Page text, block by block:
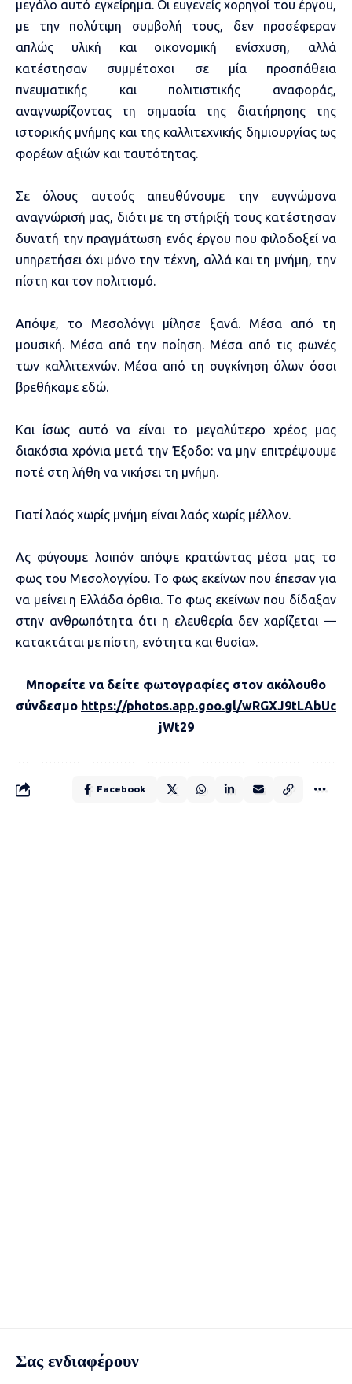
μεγάλο αυτό εγχείρημα. Οι ευγενείς χορηγοί του έργου,
με την πολύτιμη συμβολή τους, δεν προσέφεραν
απλώς υλική και οικονομική ενίσχυση, αλλά
κατέστησαν συμμέτοχοι σε μία προσπάθεια
πνευματικής και πολιτιστικής αναφοράς,
αναγνωρίζοντας τη σημασία της διατήρησης της
ιστορικής μνήμης και της καλλιτεχνικής δημιουργίας ως
φορέων αξιών και ταυτότητας.
Σε όλους αυτούς απευθύνουμε την ευγνώμονα
αναγνώρισή μας, διότι με τη στήριξή τους κατέστησαν
δυνατή την πραγμάτωση ενός έργου που φιλοδοξεί να
υπηρετήσει όχι μόνο την τέχνη, αλλά και τη μνήμη, την
πίστη και τον πολιτισμό.
Απόψε, το Μεσολόγγι μίλησε ξανά. Μέσα από τη
μουσική. Μέσα από την ποίηση. Μέσα από τις φωνές
των καλλιτεχνών. Μέσα από τη συγκίνηση όλων όσοι
βρεθήκαμε εδώ.
Και ίσως αυτό να είναι το μεγαλύτερο χρέος μας
διακόσια χρόνια μετά την Έξοδο: να μην επιτρέψουμε
ποτέ στη λήθη να νικήσει τη μνήμη.
Γιατί λαός χωρίς μνήμη είναι λαός χωρίς μέλλον.
Ας φύγουμε λοιπόν απόψε κρατώντας μέσα μας το
φως του Μεσολογγίου. Το φως εκείνων που έπεσαν για
να μείνει η Ελλάδα όρθια. Το φως εκείνων που δίδαξαν
στην ανθρωπότητα ότι η ελευθερία δεν χαρίζεται —
κατακτάται με πίστη, ενότητα και θυσία».
Μπορείτε να δείτε φωτογραφίες στον ακόλουθο
σύνδεσμο https://photos.app.goo.gl/wRGXJ9tLAbUc
jWt29
Facebook
Σας ενδιαφέρουν